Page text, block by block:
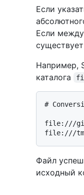
Если
Если
Например,
каталога
#
file:///
Файл
исходный